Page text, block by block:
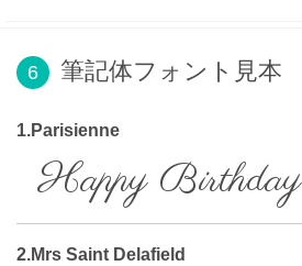
6 筆記体フォント見本
1.Parisienne
Happy Birthday
2.Mrs Saint Delafield